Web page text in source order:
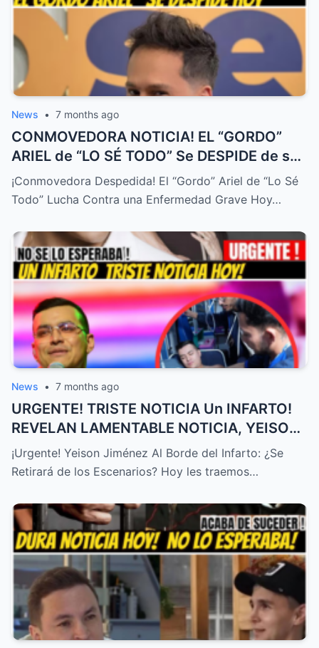
News • 7 months ago
CONMOVEDORA NOTICIA! EL “GORDO”
ARIEL de “LO SÉ TODO” Se DESPIDE de su
FAMILIA HOY! DURA ENFERMEDAD! – HTT
¡Conmovedora Despedida! El “Gordo” Ariel de “Lo Sé
Todo” Lucha Contra una Enfermedad Grave Hoy…
News • 7 months ago
URGENTE! TRISTE NOTICIA Un INFARTO!
REVELAN LAMENTABLE NOTICIA, YEISON
JIMÉNEZ HOY, ÚLTIMA HORA! – HTT
¡Urgente! Yeison Jiménez Al Borde del Infarto: ¿Se
Retirará de los Escenarios? Hoy les traemos…